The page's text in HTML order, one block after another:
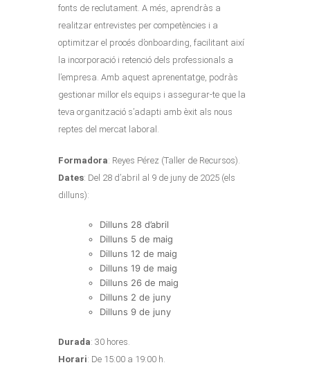
fonts de reclutament. A més, aprendràs a
realitzar entrevistes per competències i a
optimitzar el procés d’onboarding, facilitant així
la incorporació i retenció dels professionals a
l’empresa. Amb aquest aprenentatge, podràs
gestionar millor els equips i assegurar-te que la
teva organització s’adapti amb èxit als nous
reptes del mercat laboral.
Formadora: Reyes Pérez (Taller de Recursos).
Dates: Del 28 d’abril al 9 de juny de 2025 (els
dilluns):
Dilluns 28 d’abril
Dilluns 5 de maig
Dilluns 12 de maig
Dilluns 19 de maig
Dilluns 26 de maig
Dilluns 2 de juny
Dilluns 9 de juny
Durada: 30 hores.
Horari: De 15:00 a 19:00 h.